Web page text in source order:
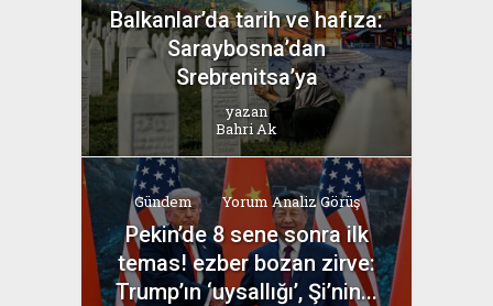
Balkanlar’da tarih ve hafıza:
Saraybosna’dan
Srebrenitsa’ya
yazan
Bahri Ak
Gündem Yorum Analiz Görüş
Pekin’de 8 sene sonra ilk
temas! ezber bozan zirve:
Trump’ın ‘uysallığı’, Şi’nin...